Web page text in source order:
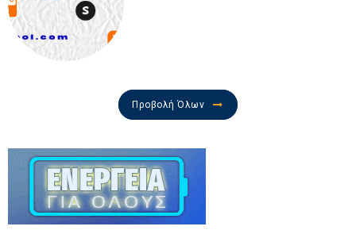
Προβολή Όλων